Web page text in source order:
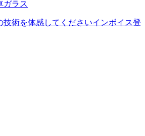
ガラス
術を体感してくださいインボイス登